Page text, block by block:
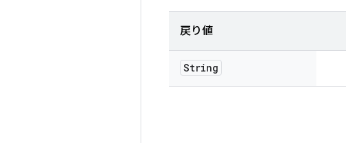
戻り値
String